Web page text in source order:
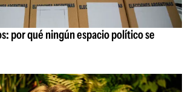
por qué ningún espacio político se